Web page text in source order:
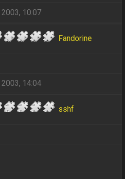
10:07
Fandorine
14:04
sshf